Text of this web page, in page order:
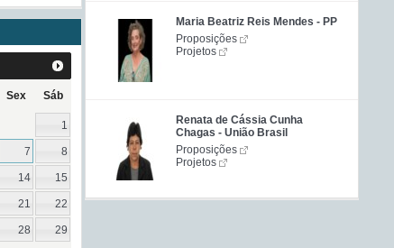
Maria Beatriz Reis Mendes - PP
Proposições
Projetos
Renata de Cássia Cunha
Chagas - União Brasil
Proposições
Projetos
Sex Sáb
1
7 8
14 15
21 22
28 29